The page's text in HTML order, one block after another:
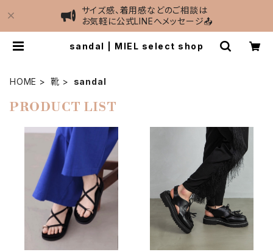
サイズ感、着用感などのご相談は
お気軽に公式LINEへメッセージ📤
sandal | MIEL select shop
HOME 靴 sandal
PRODUCT LIST